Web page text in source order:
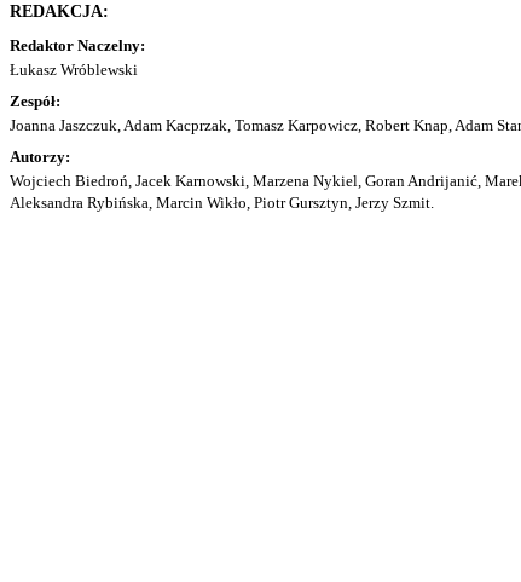
REDAKCJA:
Redaktor Naczelny:
Łukasz Wróblewski
Zespół:
Joanna Jaszczuk, Adam Kacprzak, Tomasz Karpowicz, Robert Knap, Adam
Autorzy:
Wojciech Biedroń, Jacek Karnowski, Marzena Nykiel, Goran Andrijanić,
Aleksandra Rybińska, Marcin Wikło, Piotr Gursztyn, Jerzy Szmit.